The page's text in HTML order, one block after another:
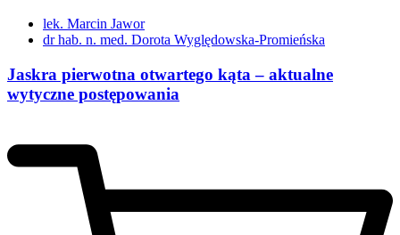
lek. Marcin Jawor
dr hab. n. med. Dorota Wyględowska-Promieńska
Jaskra pierwotna otwartego kąta – aktualne
wytyczne postępowania